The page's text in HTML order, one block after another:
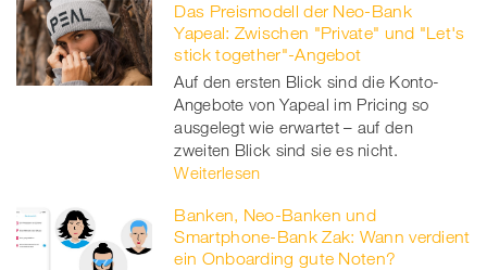
Das Preismodell der Neo-Bank
Yapeal: Zwischen "Private" und "Let's
stick together"-Angebot
Auf den ersten Blick sind die Konto-
Angebote von Yapeal im Pricing so
ausgelegt wie erwartet – auf den
zweiten Blick sind sie es nicht.
Weiterlesen
Banken, Neo-Banken und
Smartphone-Bank Zak: Wann verdient
ein Onboarding gute Noten?